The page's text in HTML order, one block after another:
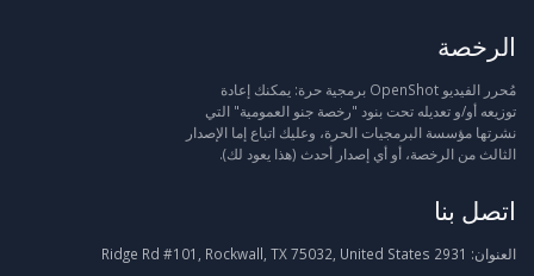
الرخصة
مُحرر الفيديو OpenShot برمجية حرة: يمكنك إعادة
توزيعه أو/و تعديله تحت بنود "رخصة جنو العمومية" التي
نشرتها مؤسسة البرمجيات الحرة، وعليك اتباع إما الإصدار
الثالث من الرخصة، أو أي إصدار أحدث (هذا يعود لك).
اتصل بنا
العنوان: